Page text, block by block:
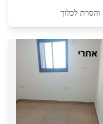
והסרת לכלוך